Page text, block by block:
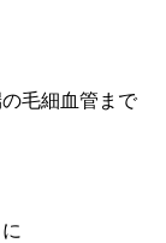
毛細血管まで